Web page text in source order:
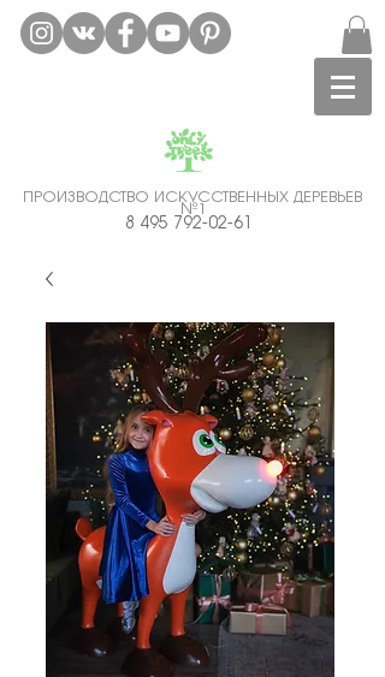
ПРОИЗВОДСТВО ИСКУССТВЕННЫХ ДЕРЕВЬЕВ
№1
Аренда искусственных деревьев Москва.
8 495 792-02-61